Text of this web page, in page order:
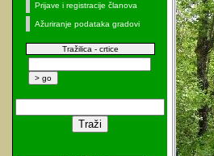
Prijave i registracije članova
Ažuriranje podataka gradovi
Tražilica - crtice